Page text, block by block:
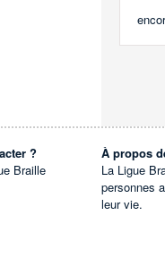
?
Braille
À propos
La Ligue
personnes
leur vie.